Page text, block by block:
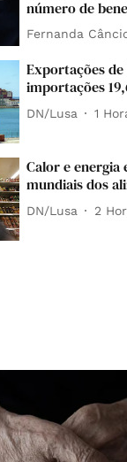
número de
Fernanda
Exportações de
importações
DN/Lusa 1
Calor e energia
mundiais dos
DN/Lusa 2